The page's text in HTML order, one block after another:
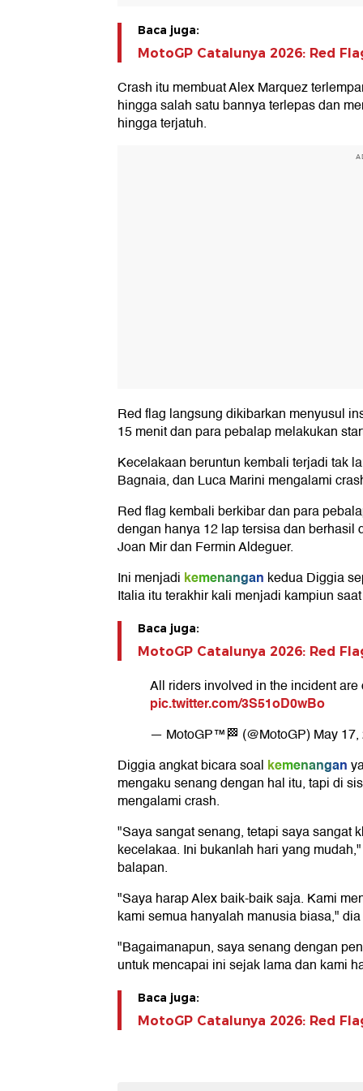
Baca juga:
MotoGP Catalunya 2026: Red
Crash itu membuat Alex Marquez
hingga salah satu bannya terlepas dan
hingga terjatuh.
Red flag langsung dikibarkan menyusul
15 menit dan para pebalap melakukan
Kecelakaan beruntun kembali terjadi tak
Bagnaia, dan Luca Marini mengalami
Red flag kembali berkibar dan para
dengan hanya 12 lap tersisa dan
Joan Mir dan Fermin Aldeguer.
Ini menjadi kemenangan kedua Diggia
Italia itu terakhir kali menjadi kampiun
Baca juga:
MotoGP Catalunya 2026: Red
All riders involved in the incident
pic.twitter.com/3S51oD0wBo
— MotoGP™🏁 (@MotoGP)May
Diggia angkat bicara soal kemenangan
mengaku senang dengan hal itu, tapi di
mengalami crash.
"Saya sangat senang, tetapi saya sangat
kecelakaa. Ini bukanlah hari yang
balapan.
"Saya harap Alex baik-baik saja. Kami
kami semua hanyalah manusia biasa,"
"Bagaimanapun, saya senang dengan
untuk mencapai ini sejak lama dan kami
Baca juga:
MotoGP Catalunya 2026: Red